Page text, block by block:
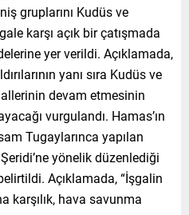
gruplarını Kudüs ve
karşı açık bir çatışmada
yer verildi. Açıklamada,
yanı sıra Kudüs ve
devam etmesinin
vurgulandı. Hamas’ın
Tugaylarınca yapılan
yönelik düzenlediği
Açıklamada, “İşgalin
karşılık, hava savunma